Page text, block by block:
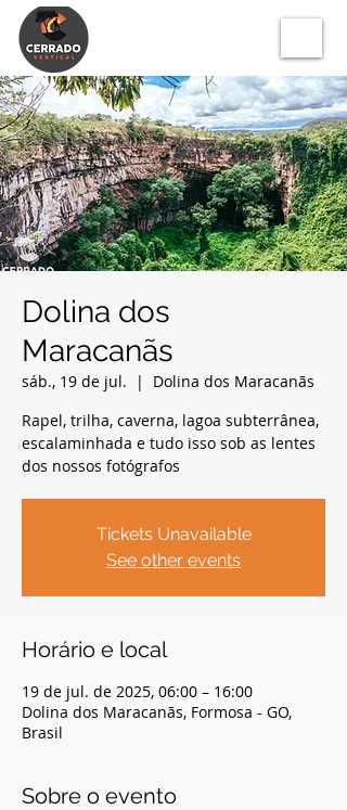
Dolina dos
Maracanãs
sáb., 19 de jul.
  |
Dolina dos Maracanãs
Rapel, trilha, caverna, lagoa subterrânea,
escalaminhada e tudo isso sob as lentes
dos nossos fotógrafos
Tickets Unavailable
See other events
Horário e local
19 de jul. de 2025, 06:00 – 16:00
Dolina dos Maracanãs, Formosa - GO,
Brasil
Sobre o evento